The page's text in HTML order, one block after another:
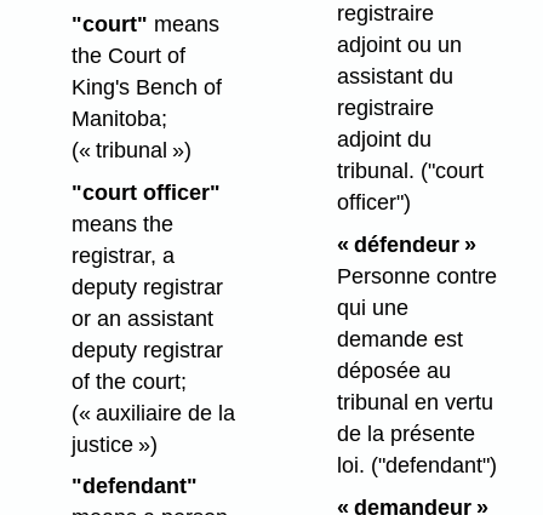
"court" means
the Court of
King's Bench of
Manitoba;
(« tribunal »)
"court officer"
means the
registrar, a
deputy registrar
or an assistant
deputy registrar
of the court;
(« auxiliaire de la
justice »)
"defendant"
registraire
adjoint ou un
assistant du
registraire
adjoint du
tribunal. ("court
officer")
« défendeur »
Personne contre
qui une
demande est
déposée au
tribunal en vertu
de la présente
loi. ("defendant")
« demandeur »